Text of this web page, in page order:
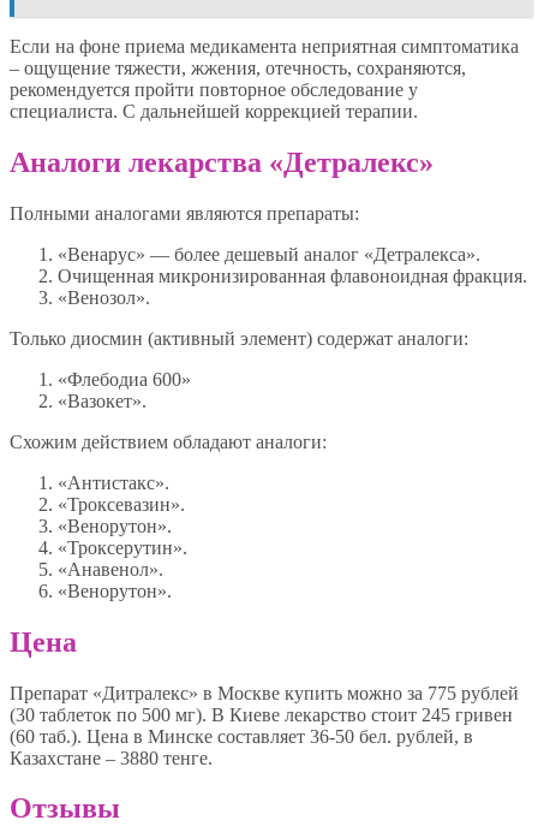
Если на фоне приема медикамента неприятная симптоматика
– ощущение тяжести, жжения, отечность, сохраняются,
рекомендуется пройти повторное обследование у
специалиста. С дальнейшей коррекцией терапии.
Аналоги лекарства «Детралекс»
Полными аналогами являются препараты:
«Венарус» — более дешевый аналог «Детралекса».
Очищенная микронизированная флавоноидная фракция.
«Венозол».
Только диосмин (активный элемент) содержат аналоги:
«Флебодиа 600»
«Вазокет».
Схожим действием обладают аналоги:
«Антистакс».
«Троксевазин».
«Венорутон».
«Троксерутин».
«Анавенол».
«Венорутон».
Цена
Препарат «Дитралекс» в Москве купить можно за 775 рублей
(30 таблеток по 500 мг). В Киеве лекарство стоит 245 гривен
(60 таб.). Цена в Минске составляет 36-50 бел. рублей, в
Казахстане – 3880 тенге.
Отзывы